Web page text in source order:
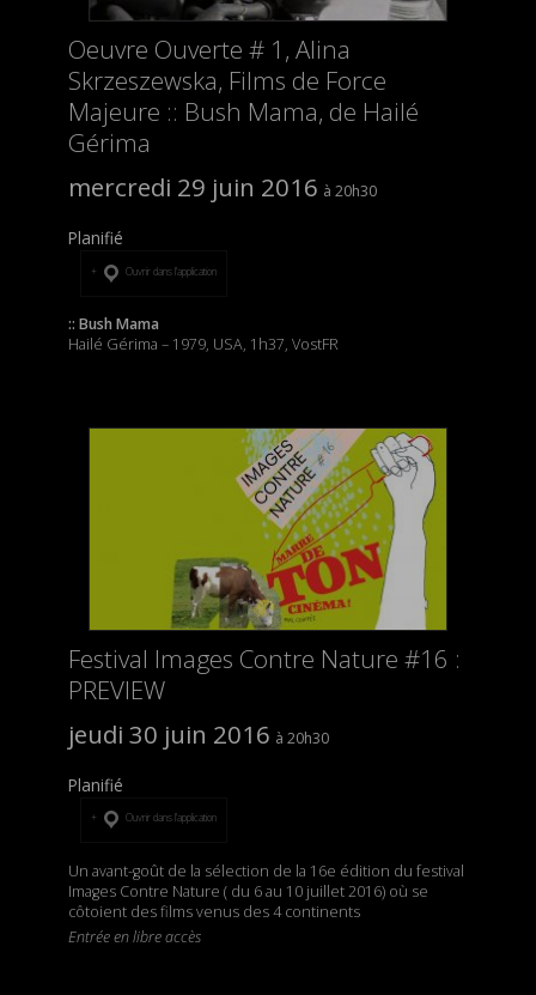
Oeuvre Ouverte # 1, Alina
Skrzeszewska, Films de Force
Majeure :: Bush Mama, de Hailé
Gérima
mercredi 29 juin 2016
20h30
Planifié
Ouvrir dans l’application
:: Bush Mama
Hailé Gérima – 1979, USA, 1h37, VostFR
Festival Images Contre Nature #16 :
PREVIEW
jeudi 30 juin 2016
20h30
Planifié
Ouvrir dans l’application
Un avant-goût de la sélection de la 16e édition du festival
Images Contre Nature ( du 6 au 10 juillet 2016) où se
côtoient des films venus des 4 continents
Entrée en libre accès